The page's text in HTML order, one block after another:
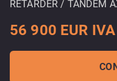
RETARDER / TANDEM
56 900 EUR